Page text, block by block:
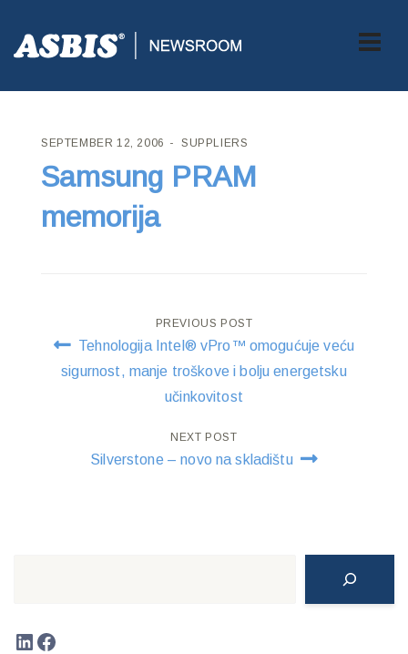
ASBIS CROATIA> SUPPLIERS> SAMSUNG PRAM MEMORIJA
SEPTEMBER 12, 2006 SUPPLIERS
Samsung PRAM
memorija
Post
navigation
PREVIOUS POST
Tehnologija Intel® vPro™ omogućuje veću
sigurnost, manje troškove i bolju energetsku
učinkovitost
NEXT POST
Silverstone – novo na skladištu
LinkedIn
Facebook